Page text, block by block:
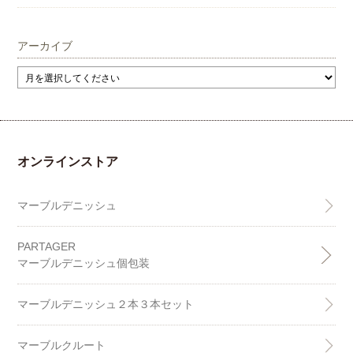
アーカイブ
オンラインストア
マーブルデニッシュ
PARTAGER
マーブルデニッシュ個包装
マーブルデニッシュ２本３本セット
マーブルクルート